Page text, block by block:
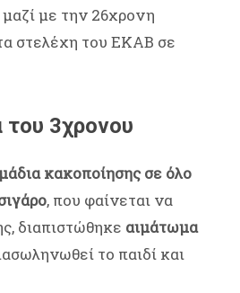
με την 26χρονη
στελέχη του ΕΚΑΒ σε
3χρονου
κακοποίησης σε όλο
, που φαίνεται να
διαπιστώθηκε αιμάτωμα
το παιδί και